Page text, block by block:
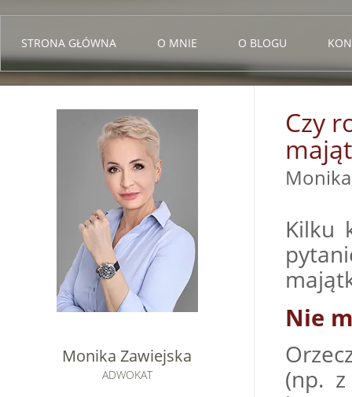
STRONA GŁÓWNA O MNIE O BLOGU
Czy
Kilku
Nie
(np.
Monika Zawiejska
ADWOKAT